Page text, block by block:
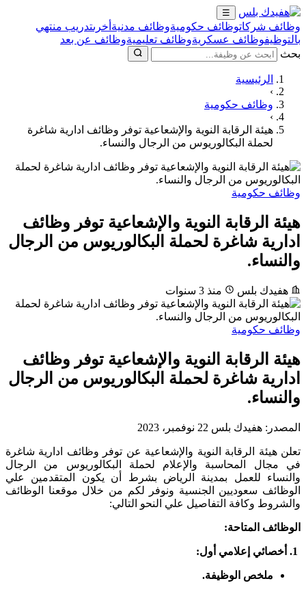
☰
وظائف شركاتوظائف حكوميةوظائف مدنية أخرىتدريب منتهي
بالتوظيفوظائف عسكريةوظائف تعليميةوظائف عن بعد
بحث
الرئيسية
›
وظائف حكومية
›
هيئة الرقابة النوية والإشعاعية توفر وظائف ادارية شاغرة
لحملة البكالوريوس من الرجال والنساء.
وظائف حكومية
هيئة الرقابة النوية والإشعاعية توفر وظائف
ادارية شاغرة لحملة البكالوريوس من الرجال
والنساء.
هفيدك بلس منذ 3 سنوات
وظائف حكومية
هيئة الرقابة النوية والإشعاعية توفر وظائف
ادارية شاغرة لحملة البكالوريوس من الرجال
والنساء.
المصدر: هفيدك بلس 22 نوفمبر، 2023
تعلن هيئة الرقابة النوية والإشعاعية عن توفر وظائف ادارية شاغرة
في مجال المحاسبة والإعلام لحملة البكالوريوس من الرجال
والنساء للعمل بمدينة الرياض بشرط أن يكون المتقدمين علي
الوظائف سعوديين الجنسية ونوفر لكم من خلال موقعنا الوظائف
والشروط وكافة التفاصيل علي النحو التالي:
الوظائف المتاحة:
ملخص الوظيفة.